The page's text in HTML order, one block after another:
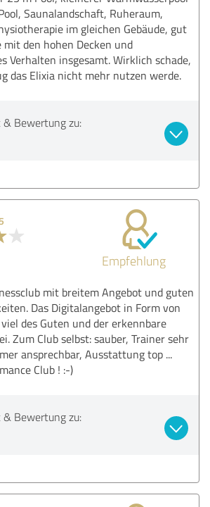
Saunalandschaft, Ruheraum,
im gleichen Gebäude, gut
den hohen Decken und
Verhalten insgesamt. Wirklich schade,
das Elixia nicht mehr nutzen werde.
Bewertung zu:
Empfehlung
mit breitem Angebot und guten
Das Digitalangebot in Form von
des Guten und der erkennbare
Zum Club selbst: sauber, Trainer sehr
ansprechbar, Ausstattung top ...
Club ! :-)
Bewertung zu: